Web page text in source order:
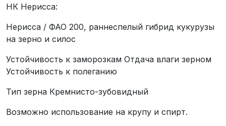
НК Нерисса:
Нерисса / ФАО 200, раннеcпелый гибрид кукурузы
на зерно и силос
Устойчивость к заморозкам Отдача влаги зерном
Устойчивость к полеганию
Тип зерна Кремнисто-зубовидный
Возможно использование на крупу и спирт.